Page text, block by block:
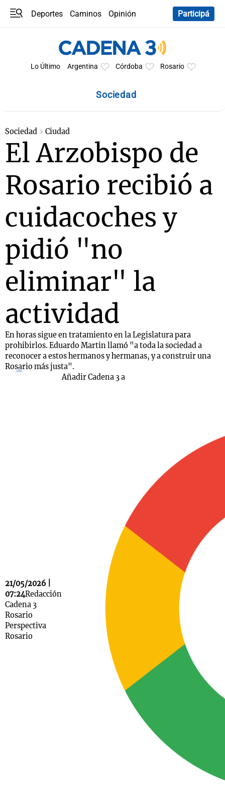
Deportes Caminos
Opinión
Participá
Lo Último Argentina Córdoba Rosario
Sociedad
Sociedad Ciudad
El Arzobispo de
Rosario recibió a
cuidacoches y
pidió "no
eliminar" la
actividad
En horas sigue en tratamiento en la Legislatura para
prohibirlos. Eduardo Martin llamó "a toda la sociedad a
reconocer a estos hermanos y hermanas, y a construir una
Rosario más justa".
21/05/2026 |
07:24Redacción
Cadena 3
Rosario
Perspectiva
Rosario
Añadir Cadena 3 a